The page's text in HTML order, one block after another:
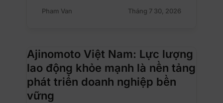
Pham Van
Tháng 7 30, 2026
Ajinomoto Việt Nam: Lực lượng
lao động khỏe mạnh là nền tảng
phát triển doanh nghiệp bền
vững